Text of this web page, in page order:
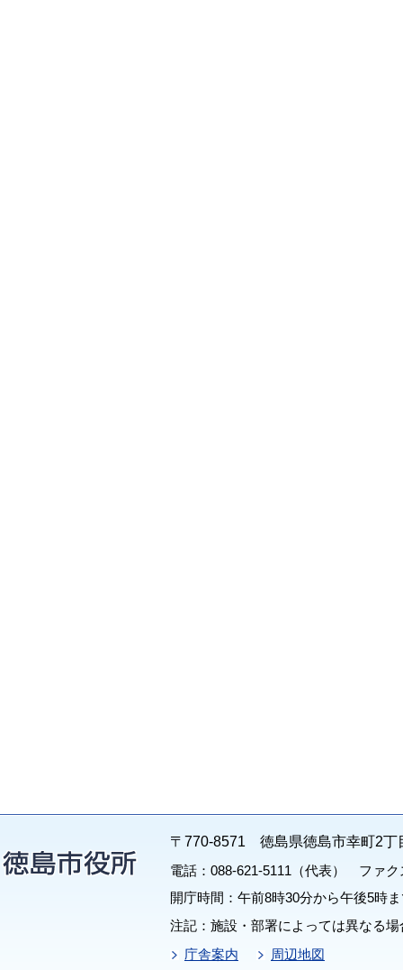
〒770-8571 徳島県徳島市幸町2丁
電話：088-621-5111（代表） ファク
開庁時間：午前8時30分から午後5時
注記：施設・部署によっては異なる
庁舎案内
周辺地図